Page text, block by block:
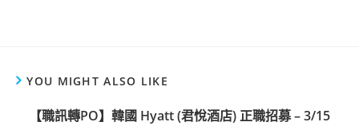
YOU MIGHT ALSO LIKE
【職訊轉PO】韓國 Hyatt (君悅酒店) 正職招募 – 3/15